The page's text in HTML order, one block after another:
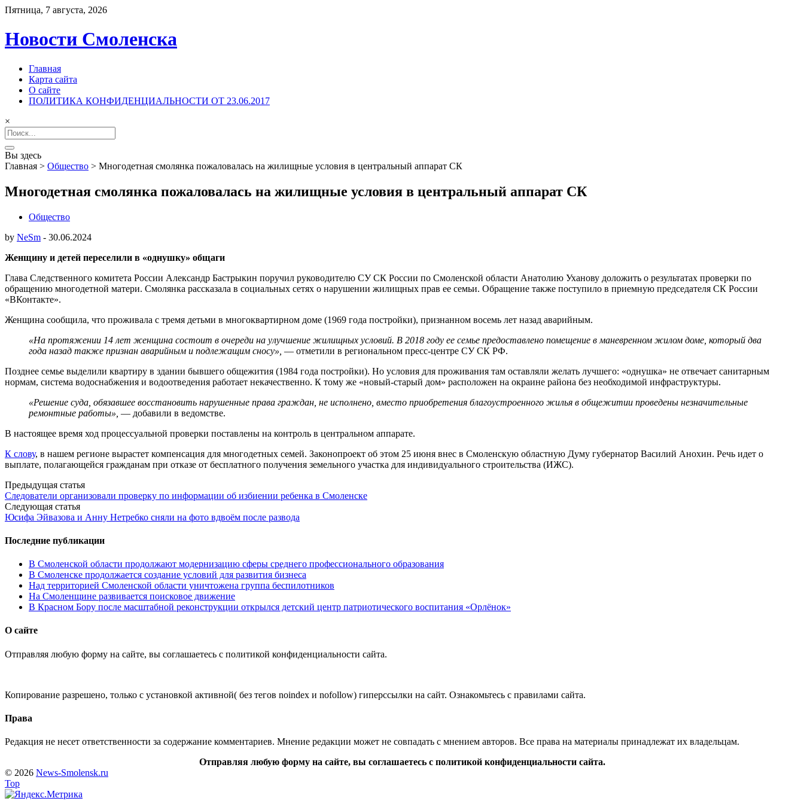
Пятница, 7 августа, 2026
Новости Смоленска
Главная
Карта сайта
О сайте
ПОЛИТИКА КОНФИДЕНЦИАЛЬНОСТИ ОТ 23.06.2017
×
Search
for:
Вы здесь
Главная > Общество > Многодетная смолянка пожаловалась на жилищные условия в центральный аппарат СК
Многодетная смолянка пожаловалась на жилищные условия в центральный аппарат СК
Общество
by NeSm - 30.06.2024
Женщину и детей переселили в «однушку» общаги
Глава Следственного комитета России Александр Бастрыкин поручил руководителю СУ СК России по Смоленской области Анатолию Уханову доложить о результатах проверки по
обращению многодетной матери. Смолянка рассказала в социальных сетях о нарушении жилищных прав ее семьи. Обращение также поступило в приемную председателя СК России
«ВКонтакте».
Женщина сообщила, что проживала с тремя детьми в многоквартирном доме (1969 года постройки), признанном восемь лет назад аварийным.
«На протяжении 14 лет женщина состоит в очереди на улучшение жилищных условий. В 2018 году ее семье предоставлено помещение в маневренном жилом доме, который два
года назад также признан аварийным и подлежащим сносу», — отметили в региональном пресс-центре СУ СК РФ.
Позднее семье выделили квартиру в здании бывшего общежития (1984 года постройки). Но условия для проживания там оставляли желать лучшего: «однушка» не отвечает санитарным
нормам, система водоснабжения и водоотведения работает некачественно. К тому же «новый-старый дом» расположен на окраине района без необходимой инфраструктуры.
«Решение суда, обязавшее восстановить нарушенные права граждан, не исполнено, вместо приобретения благоустроенного жилья в общежитии проведены незначительные
ремонтные работы», — добавили в ведомстве.
В настоящее время ход процессуальной проверки поставлены на контроль в центральном аппарате.
К слову, в нашем регионе вырастет компенсация для многодетных семей. Законопроект об этом 25 июня внес в Смоленскую областную Думу губернатор Василий Анохин. Речь идет о
выплате, полагающейся гражданам при отказе от бесплатного получения земельного участка для индивидуального строительства (ИЖС).
Post
navigation
Предыдущая статья
Следователи организовали проверку по информации об избиении ребенка в Смоленске
Следующая статья
Юсифа Эйвазова и Анну Нетребко сняли на фото вдвоём после развода
Последние публикации
В Смоленской области продолжают модернизацию сферы среднего профессионального образования
В Смоленске продолжается создание условий для развития бизнеса
Над территорией Смоленской области уничтожена группа беспилотников
На Смоленщине развивается поисковое движение
В Красном Бору после масштабной реконструкции открылся детский центр патриотического воспитания «Орлёнок»
О сайте
Отправляя любую форму на сайте, вы соглашаетесь с политикой конфиденциальности сайта.
Копирование разрешено, только с установкой активной( без тегов noindex и nofollow) гиперссылки на сайт. Ознакомьтесь с правилами сайта.
Права
Редакция не несет ответственности за содержание комментариев. Мнение редакции может не совпадать с мнением авторов. Все права на материалы принадлежат их владельцам.
Отправляя любую форму на сайте, вы соглашаетесь с политикой конфиденциальности сайта.
© 2026 News-Smolensk.ru
Top